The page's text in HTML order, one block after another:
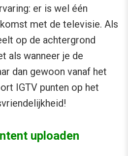
er is wel één
met de televisie. Als
op de achtergrond
als wanneer je de
dan gewoon vanaf het
IGTV punten op het
uploaden